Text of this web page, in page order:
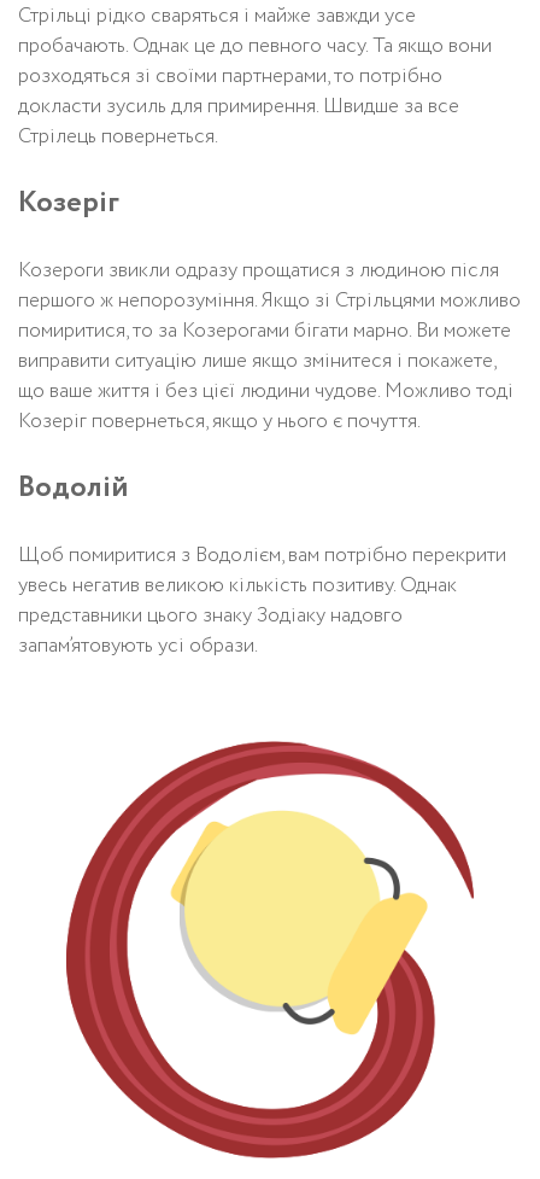
Стрільці рідко сваряться і майже завжди усе
пробачають. Однак це до певного часу. Та якщо вони
розходяться зі своїми партнерами, то потрібно
докласти зусиль для примирення. Швидше за все
Стрілець повернеться.
Козеріг
Козероги звикли одразу прощатися з людиною після
першого ж непорозуміння. Якщо зі Стрільцями можливо
помиритися, то за Козерогами бігати марно. Ви можете
виправити ситуацію лише якщо змінитеся і покажете,
що ваше життя і без цієї людини чудове. Можливо тоді
Козеріг повернеться, якщо у нього є почуття.
Водолій
Щоб помиритися з Водолієм, вам потрібно перекрити
увесь негатив великою кількість позитиву. Однак
представники цього знаку Зодіаку надовго
запам’ятовують усі образи.